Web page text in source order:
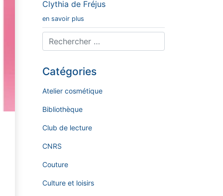
Clythia de Fréjus
en savoir plus
Catégories
Atelier cosmétique
Bibliothèque
Club de lecture
CNRS
Couture
Culture et loisirs